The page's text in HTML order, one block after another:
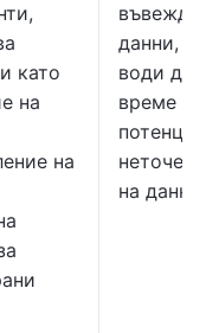
като
на
на
данни,
води до
време и
неточен
на